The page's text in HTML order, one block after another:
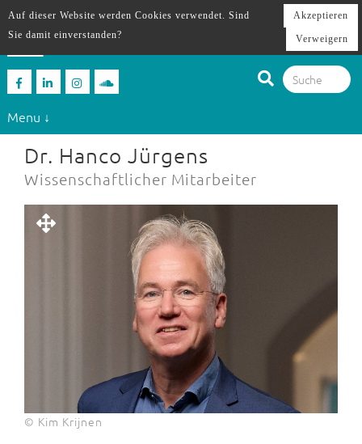
Menu ↓
Dr. Hanco Jürgens
Wissenschaftlicher Mitarbeiter
© Kim Krijnen
Auf dieser Website werden Cookies verwendet. Sind
Sie damit einverstanden?
Akzeptieren
Verweigern